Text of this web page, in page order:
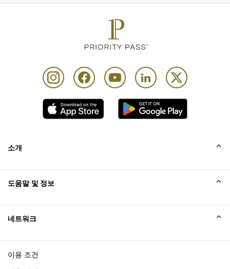
소개
Excellence Awards
블로그
도움말 및 정보
네트워크
이용 조건